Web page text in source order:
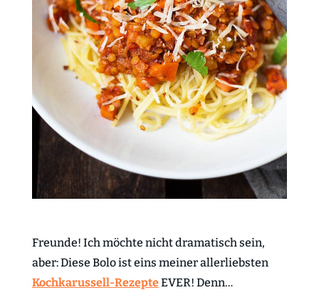
Freunde! Ich möchte nicht dramatisch sein,
aber: Diese Bolo ist eins meiner allerliebsten
Kochkarussell-RezepteEVER! Denn…